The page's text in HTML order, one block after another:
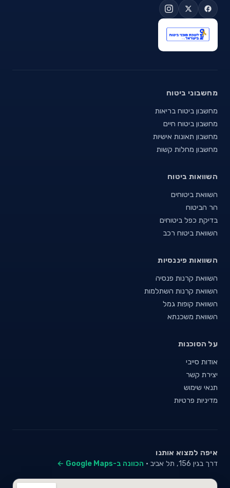
מחשבוני ביטוח
מחשבון ביטוח בריאות
מחשבון ביטוח חיים
מחשבון תאונות אישיות
מחשבון מחלות קשות
השוואות ביטוח
השוואת ביטוחים
הר הביטוח
בדיקת כפל ביטוחים
השוואת ביטוח רכב
השוואות פיננסיות
השוואת קרנות פנסיה
השוואת קרנות השתלמות
השוואת קופות גמל
השוואת משכנתא
על הסוכנות
אודות סייבי
יצירת קשר
תנאי שימוש
מדיניות פרטיות
איפה למצוא אותנו
דרך בגין 156, תל אביב · הכוונה ב-Google Maps ←